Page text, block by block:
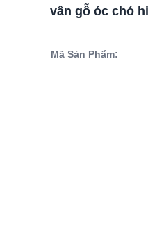
vân gỗ óc chó
Mã Sản Phẩm: